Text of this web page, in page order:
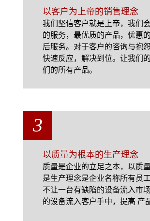
以客户为上帝的销售理念
我们坚信客户就是上帝，我们
的服务，最优质的产品，优惠
后服务。对于客户的咨询与抱
快速反应，解决到位。让我们
们的所有产品。
3
以质量为根本的生产理念
质量是企业的立足之本，以质
是生产理念是企业名称所有员
不让一台有缺陷的设备流入市
的设备流入客户手中，提高 产